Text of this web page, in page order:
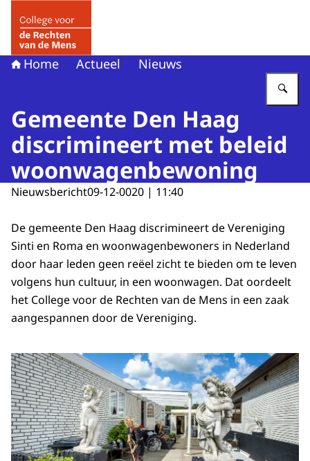
Home Actueel Nieuws
Gemeente Den Haag
discrimineert met beleid
woonwagenbewoning
Nieuwsbericht09-12-0020 | 11:40
De gemeente Den Haag discrimineert de Vereniging
Sinti en Roma en woonwagenbewoners in Nederland
door haar leden geen reëel zicht te bieden om te leven
volgens hun cultuur, in een woonwagen. Dat oordeelt
het College voor de Rechten van de Mens in een zaak
aangespannen door de Vereniging.